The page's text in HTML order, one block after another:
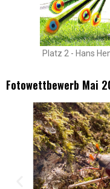
Platz 2 - Hans
Fotowettbewerb Mai